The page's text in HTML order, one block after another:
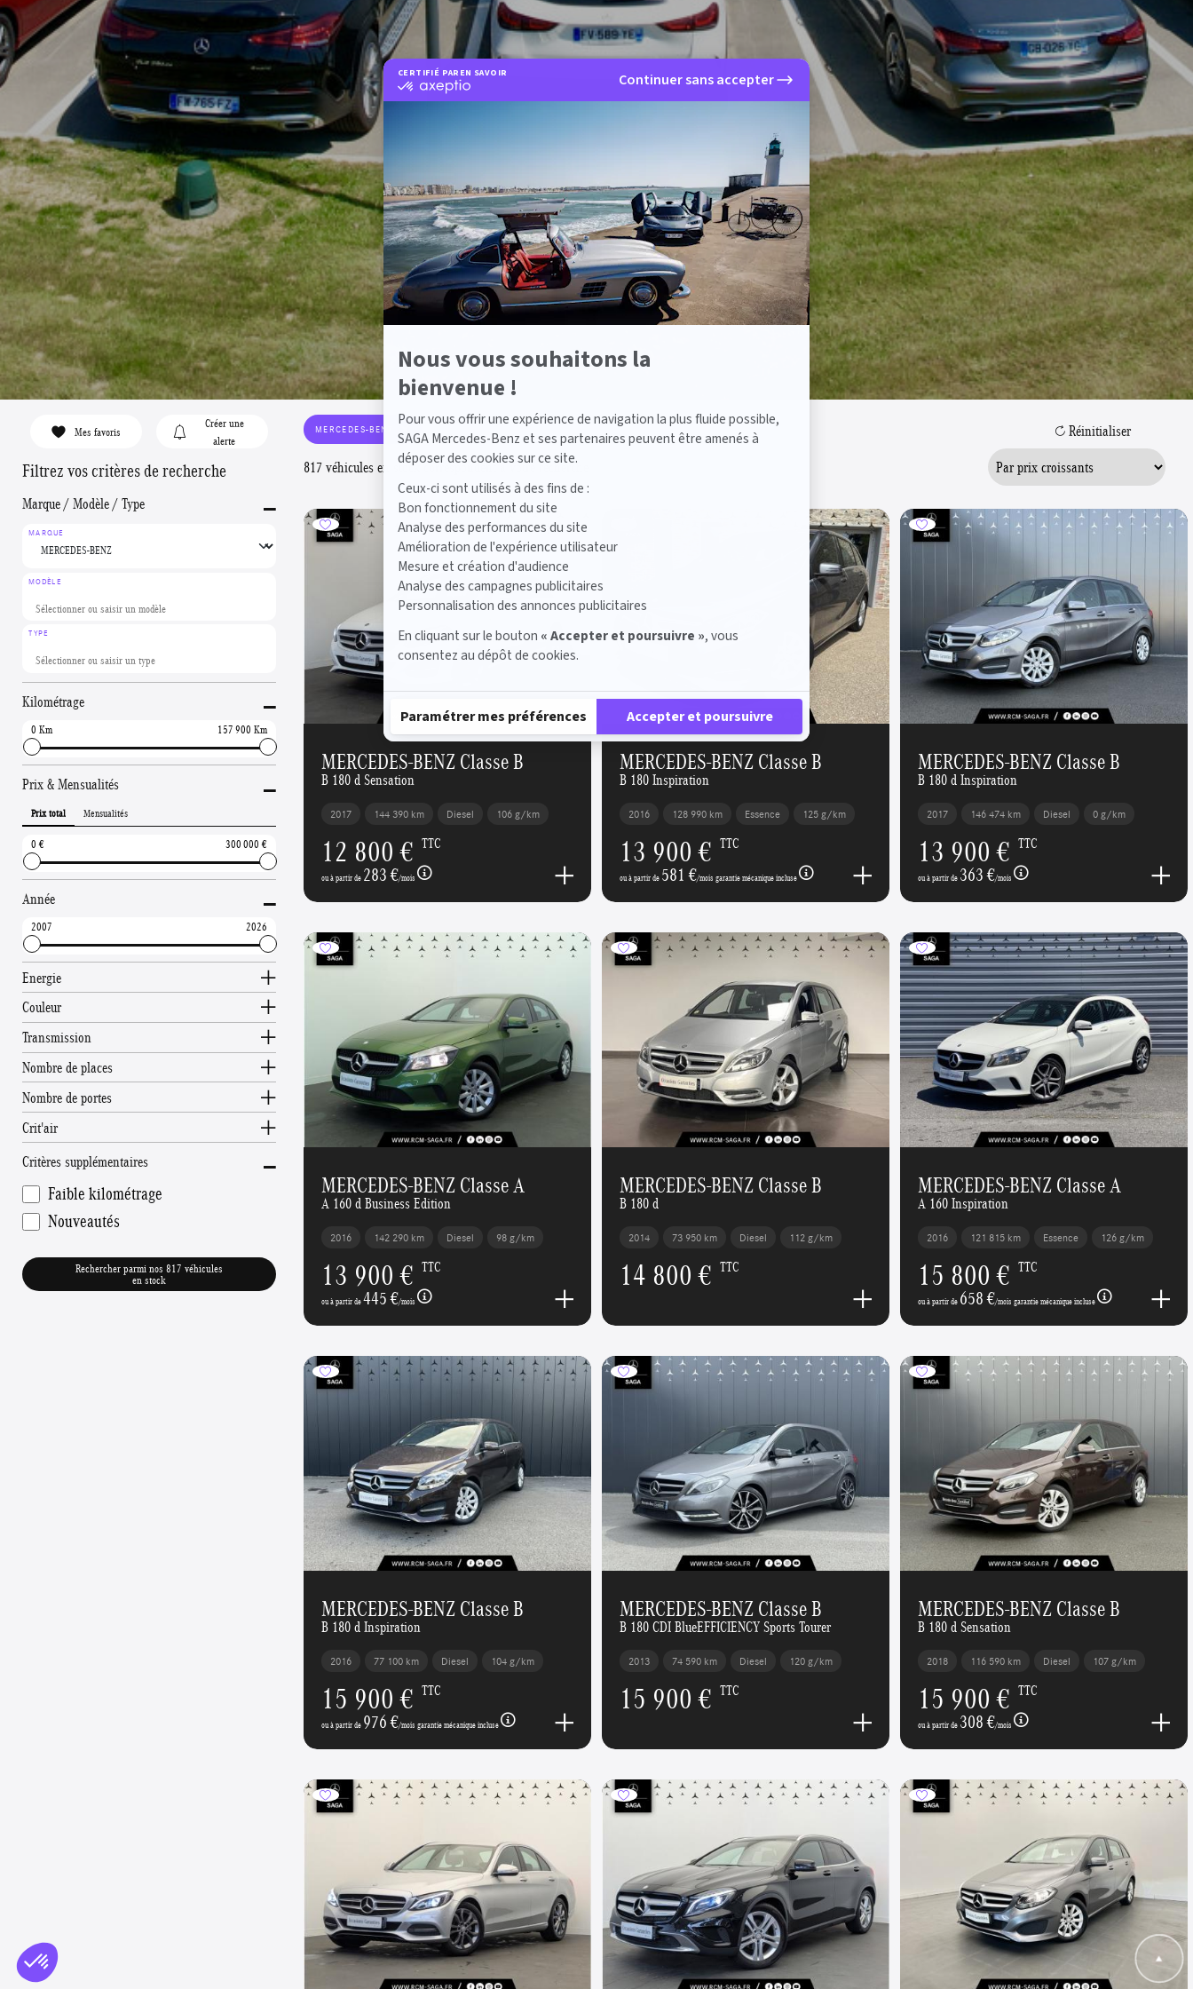
CERTIFIÉ PAR EN SAVOIR PLUS SUR
certifié
Axeptio
Continuer sans accepter
Nous vous souhaitons la
bienvenue !
Pour vous offrir une expérience de navigation la plus fluide possible,
SAGA Mercedes-Benz et ses partenaires peuvent être amenés à
déposer des cookies sur ce site.
Ceux-ci sont utilisés à des fins de :
Bon fonctionnement du site
Analyse des performances du site
Amélioration de l'expérience utilisateur
Mesure et création d'audience
Analyse des campagnes publicitaires
Personnalisation des annonces publicitaires
En cliquant sur le bouton « Accepter et poursuivre », vous
consentez au dépôt de cookies.
Paramétrer mes préférences Accepter et poursuivre
Mes favoris
Créer une
alerte
Filtrez vos critères de recherche
Marque / Modèle / Type -
MARQUE
MODÈLE
TYPE
Kilométrage -
0 157 900
Prix & Mensualités -
Prix total Mensualités
0 300 000
Année -
2007 2026
Energie
Couleur
Transmission
Nombre de places
Nombre de portes
Crit'air
Critères supplémentaires
-
Faible kilométrage
Nouveautés
Rechercher parmi nos 817 véhicules
en stock
MERCEDES-BENZ
Réinitialiser
817 véhicules en stock correspondent à votre recherche
MERCEDES-BENZ Classe B
B 180 d Sensation
2017 144 390 km Diesel 106 g/km
12 800 € TTC
ou à partir de 283 €/mois
MERCEDES-BENZ Classe B
B 180 Inspiration
2016 128 990 km Essence 125 g/km
13 900 € TTC
ou à partir de 581 €/mois garantie mécanique incluse
MERCEDES-BENZ Classe B
B 180 d Inspiration
2017 146 474 km Diesel 0 g/km
13 900 € TTC
ou à partir de 363 €/mois
MERCEDES-BENZ Classe A
A 160 d Business Edition
2016 142 290 km Diesel 98 g/km
13 900 € TTC
ou à partir de445 €/mois
MERCEDES-BENZ Classe B
B 180 d
2014 73 950 km Diesel 112 g/km
14 800 € TTC
MERCEDES-BENZ Classe A
A 160 Inspiration
2016 121 815 km Essence 126 g/km
15 800 € TTC
ou à partir de 658 €/mois garantie mécanique incluse
MERCEDES-BENZ Classe B
B 180 d Inspiration
2016 77 100 km Diesel 104 g/km
15 900 € TTC
ou à partir de 976 €/mois garantie mécanique incluse
MERCEDES-BENZ Classe B
B 180 CDI BlueEFFICIENCY Sports Tourer
2013 74 590 km Diesel 120 g/km
15 900 € TTC
MERCEDES-BENZ Classe B
B 180 d Sensation
2018 116 590 km Diesel 107 g/km
15 900 € TTC
ou à partir de 308 €/mois